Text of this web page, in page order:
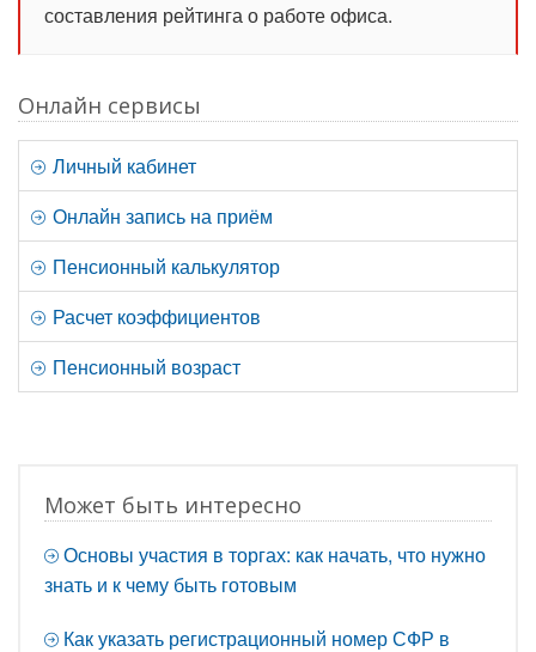
составления рейтинга о работе офиса.
Онлайн сервисы
Личный кабинет
Онлайн запись на приём
Пенсионный калькулятор
Расчет коэффициентов
Пенсионный возраст
Может быть интересно
Основы участия в торгах: как начать, что нужно
знать и к чему быть готовым
Как указать регистрационный номер СФР в